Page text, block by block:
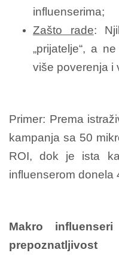
influenserima;
Zašto rade:
„prijatelje“, a
više poverenja i
Primer: Prema
kampanja sa 50
ROI, dok je ista
influenserom donela
Makro
prepoznatljivost